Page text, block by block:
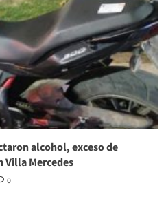
alcohol, exceso de
Villa Mercedes
0